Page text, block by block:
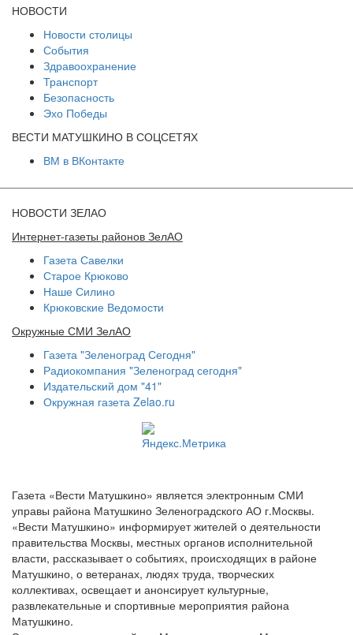
НОВОСТИ
Новости столицы
События
Здравоохранение
Транспорт
Безопасность
Эхо Победы
ВЕСТИ МАТУШКИНО В СОЦСЕТЯХ
ВМ в ВКонтакте
НОВОСТИ ЗЕЛАО
Интернет-газеты районов ЗелАО
Газета Савелки
Старое Крюково
Наше Силино
Крюковские Ведомости
Окружные СМИ ЗелАО
Газета "Зеленоград Сегодня"
Радиокомпания "Зеленоград сегодня"
Издательский дом "41"
Окружная газета Zelao.ru
Газета «Вести Матушкино» является электронным СМИ
управы района Матушкино Зеленоградского АО г.Москвы.
«Вести Матушкино» информирует жителей о деятельности
правительства Москвы, местных органов исполнительной
власти, рассказывает о событиях, происходящих в районе
Матушкино, о ветеранах, людях труда, творческих
коллективах, освещает и анонсирует культурные,
развлекательные и спортивные мероприятия района
Матушкино.